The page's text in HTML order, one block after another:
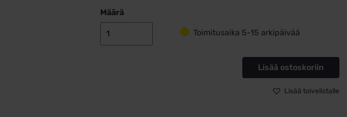
Määrä
Schalins
Toimitusaika 5-15 arkipäivää
Lisää ostoskoriin
Lisää toivelistalle